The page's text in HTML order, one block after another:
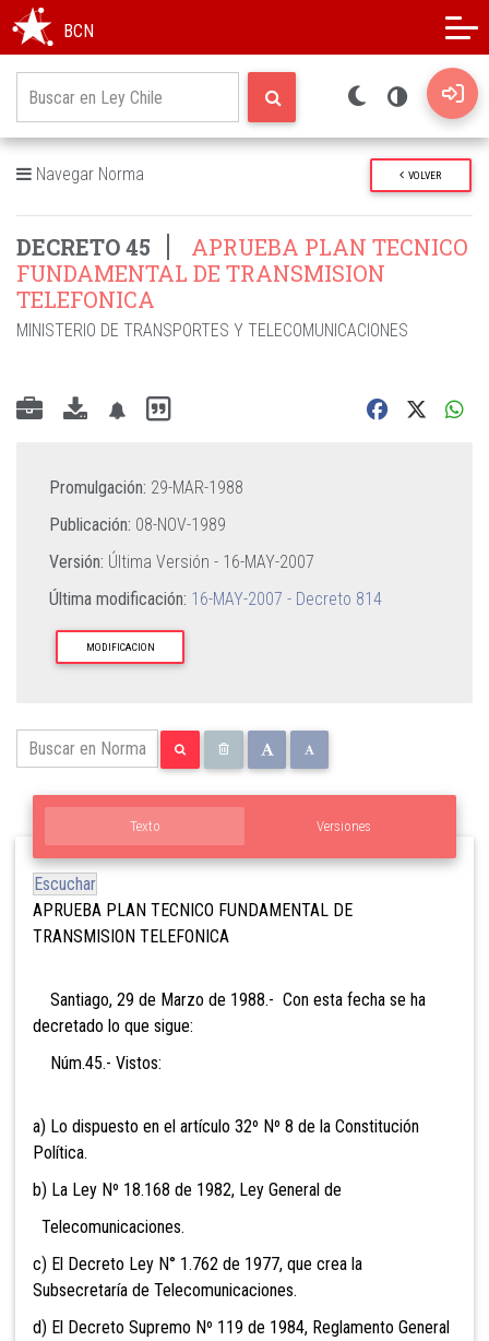
BCN
Navegar Norma VOLVER
DECRETO 45
APRUEBA PLAN TECNICO
FUNDAMENTAL DE TRANSMISION
TELEFONICA
MINISTERIO DE TRANSPORTES Y TELECOMUNICACIONES
Promulgación: 29-MAR-1988
Publicación: 08-NOV-1989
Versión: Última Versión - 16-MAY-2007
Última modificación: 16-MAY-2007 - Decreto 814
MODIFICACION
Texto Versiones
Escuchar
APRUEBA PLAN TECNICO FUNDAMENTAL DE
TRANSMISION TELEFONICA
Santiago, 29 de Marzo de 1988.- Con esta fecha se ha
decretado lo que sigue:
Núm.45.- Vistos:
a) Lo dispuesto en el artículo 32º Nº 8 de la Constitución
Política.
b) La Ley Nº 18.168 de 1982, Ley General de
Telecomunicaciones.
c) El Decreto Ley N° 1.762 de 1977, que crea la
Subsecretaría de Telecomunicaciones.
d) El Decreto Supremo Nº 119 de 1984, Reglamento General